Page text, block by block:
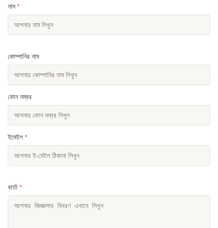
নাম*
কোম্পানির নাম
ফোন নম্বর
ইমেইল *
বার্তা *